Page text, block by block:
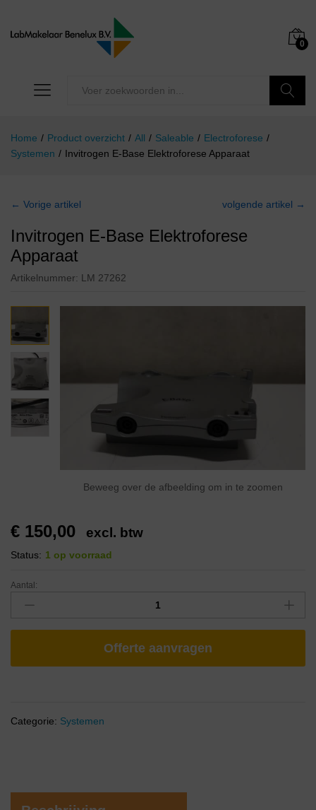
0
Home / Product overzicht / All / Saleable / Electroforese /
Systemen / Invitrogen E-Base Elektroforese Apparaat
← Vorige artikel volgende artikel →
Invitrogen E-Base Elektroforese
Apparaat
Artikelnummer: LM 27262
Beweeg over de afbeelding om in te zoomen
€ 150,00 excl. btw
Status: 1 op voorraad
Aantal:
Offerte aanvragen
Categorie: Systemen